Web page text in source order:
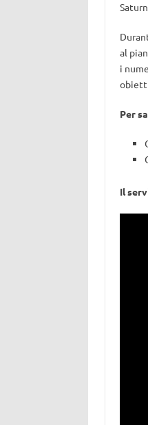
al
i
Per
Il